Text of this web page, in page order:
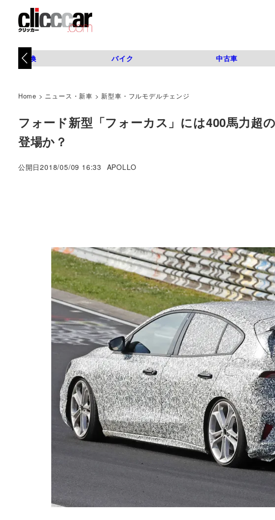
タイヤ交換 バイク 中古車
Home > ニュース・新車 > 新型車・フルモデルチェンジ
フォード新型「フォーカス」には400馬力超
登場か？
公開日2018/05/09 16:33
著
APOLLO